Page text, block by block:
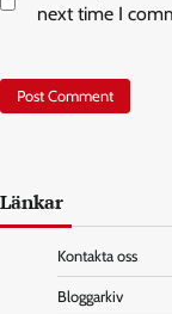
next time I
Länkar
Kontakta oss
Bloggarkiv